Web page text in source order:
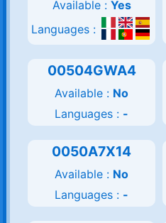
Available : Yes
Languages :
00504GWA4
Available : No
Languages : -
0050A7X14
Available : No
Languages : -